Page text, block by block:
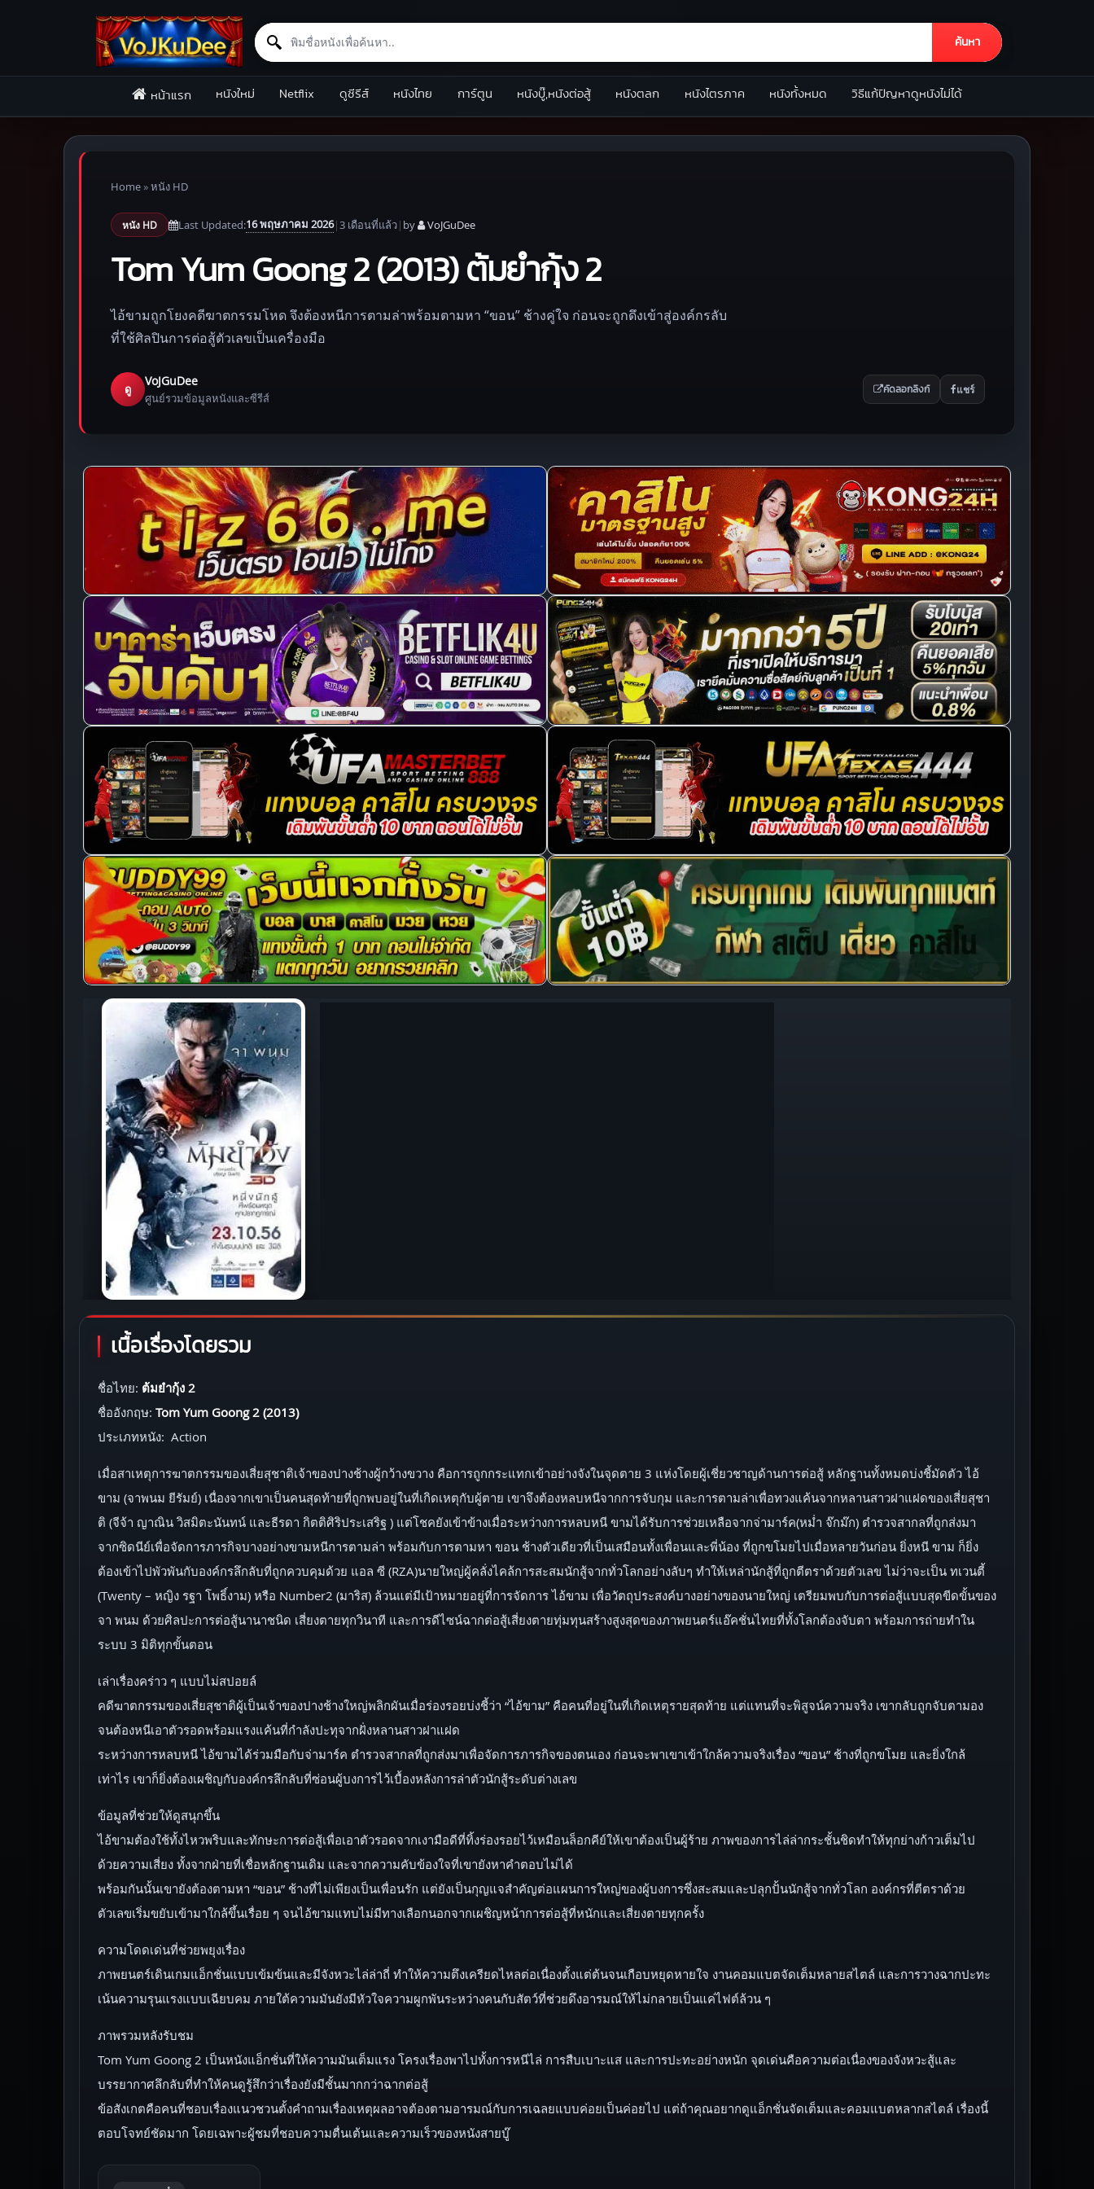
Search for:
ค้นหา
หน้าแรก หนังใหม่ Netflix ดูซีรีส์ หนังไทย การ์ตูน หนังบู๊,หนังต่อสู้ หนังตลก หนังไตรภาค หนังทั้งหมด วิธีแก้ปัญหาดูหนังไม่ได้
Home»หนัง HD
หนัง HD Last Updated:16 พฤษภาคม 2026|3 เดือนที่แล้ว| by VoJGuDee
Tom Yum Goong 2 (2013) ต้มยำกุ้ง 2
ไอ้ขามถูกโยงคดีฆาตกรรมโหด จึงต้องหนีการตามล่าพร้อมตามหา “ขอน” ช้างคู่ใจ ก่อนจะถูกดึงเข้าสู่องค์กรลับ
ที่ใช้ศิลปินการต่อสู้ตัวเลขเป็นเครื่องมือ
ดู
VoJGuDee
ศูนย์รวมข้อมูลหนังและซีรีส์
คัดลอกลิงก์ แชร์
เนื้อเรื่องโดยรวม
ชื่อไทย: ต้มยำกุ้ง 2
ชื่ออังกฤษ: Tom Yum Goong 2 (2013)
ประเภทหนัง: Action
เมื่อสาเหตุการฆาตกรรมของเสี่ยสุชาติเจ้าของปางช้างผู้กว้างขวาง คือการถูกกระแทกเข้าอย่างจังในจุดตาย 3 แห่งโดยผู้เชี่ยวชาญด้านการต่อสู้ หลักฐานทั้งหมดบ่งชี้มัดตัว ไอ้
ขาม (จาพนม ยีรัมย์) เนื่องจากเขาเป็นคนสุดท้ายที่ถูกพบอยู่ในที่เกิดเหตุกับผู้ตาย เขาจึงต้องหลบหนีจากการจับกุม และการตามล่าเพื่อทวงแค้นจากหลานสาวฝาแฝดของเสี่ยสุชา
ติ (จีจ้า ญาณิน วิสมิตะนันทน์ และธีรดา กิตติศิริประเสริฐ ) แต่โชคยังเข้าข้างเมื่อระหว่างการหลบหนี ขามได้รับการช่วยเหลือจากจ่ามาร์ค(หม่ำ จ๊กม๊ก) ตำรวจสากลที่ถูกส่งมา
จากซิดนีย์เพื่อจัดการภารกิจบางอย่างขามหนีการตามล่า พร้อมกับการตามหา ขอน ช้างตัวเดียวที่เป็นเสมือนทั้งเพื่อนและพี่น้อง ที่ถูกขโมยไปเมื่อหลายวันก่อน ยิ่งหนี ขาม ก็ยิ่ง
ต้องเข้าไปพัวพันกับองค์กรลึกลับที่ถูกควบคุมด้วย แอล ซี (RZA)นายใหญ่ผู้คลั่งไคล้การสะสมนักสู้จากทั่วโลกอย่างลับๆ ทำให้เหล่านักสู้ที่ถูกตีตราด้วยตัวเลข ไม่ว่าจะเป็น ทเวนตี้
(Twenty – หญิง รฐา โพธิ์งาม) หรือ Number2 (มาริส) ล้วนแต่มีเป้าหมายอยู่ที่การจัดการ ไอ้ขาม เพื่อวัตถุประสงค์บางอย่างของนายใหญ่ เตรียมพบกับการต่อสู้แบบสุดขีดขั้นของ
จา พนม ด้วยศิลปะการต่อสู้นานาชนิด เสี่ยงตายทุกวินาที และการดีไซน์ฉากต่อสู้เสี่ยงตายทุ่มทุนสร้างสูงสุดของภาพยนตร์แอ๊คชั่นไทยที่ทั้งโลกต้องจับตา พร้อมการถ่ายทำใน
ระบบ 3 มิติทุกขั้นตอน
เล่าเรื่องคร่าว ๆ แบบไม่สปอยล์
คดีฆาตกรรมของเสี่ยสุชาติผู้เป็นเจ้าของปางช้างใหญ่พลิกผันเมื่อร่องรอยบ่งชี้ว่า “ไอ้ขาม” คือคนที่อยู่ในที่เกิดเหตุรายสุดท้าย แต่แทนที่จะพิสูจน์ความจริง เขากลับถูกจับตามอง
จนต้องหนีเอาตัวรอดพร้อมแรงแค้นที่กำลังปะทุจากฝั่งหลานสาวฝาแฝด
ระหว่างการหลบหนี ไอ้ขามได้ร่วมมือกับจ่ามาร์ค ตำรวจสากลที่ถูกส่งมาเพื่อจัดการภารกิจของตนเอง ก่อนจะพาเขาเข้าใกล้ความจริงเรื่อง “ขอน” ช้างที่ถูกขโมย และยิ่งใกล้
เท่าไร เขาก็ยิ่งต้องเผชิญกับองค์กรลึกลับที่ซ่อนผู้บงการไว้เบื้องหลังการล่าตัวนักสู้ระดับต่างเลข
ข้อมูลที่ช่วยให้ดูสนุกขึ้น
ไอ้ขามต้องใช้ทั้งไหวพริบและทักษะการต่อสู้เพื่อเอาตัวรอดจากเงามือดีที่ทิ้งร่องรอยไว้เหมือนล็อกคีย์ให้เขาต้องเป็นผู้ร้าย ภาพของการไล่ล่ากระชั้นชิดทำให้ทุกย่างก้าวเต็มไป
ด้วยความเสี่ยง ทั้งจากฝ่ายที่เชื่อหลักฐานเดิม และจากความคับข้องใจที่เขายังหาคำตอบไม่ได้
พร้อมกันนั้นเขายังต้องตามหา “ขอน” ช้างที่ไม่เพียงเป็นเพื่อนรัก แต่ยังเป็นกุญแจสำคัญต่อแผนการใหญ่ของผู้บงการซึ่งสะสมและปลุกปั้นนักสู้จากทั่วโลก องค์กรที่ตีตราด้วย
ตัวเลขเริ่มขยับเข้ามาใกล้ขึ้นเรื่อย ๆ จนไอ้ขามแทบไม่มีทางเลือกนอกจากเผชิญหน้าการต่อสู้ที่หนักและเสี่ยงตายทุกครั้ง
ความโดดเด่นที่ช่วยพยุงเรื่อง
ภาพยนตร์เดินเกมแอ็กชั่นแบบเข้มข้นและมีจังหวะไล่ล่าถี่ ทำให้ความตึงเครียดไหลต่อเนื่องตั้งแต่ต้นจนเกือบหยุดหายใจ งานคอมแบตจัดเต็มหลายสไตล์ และการวางฉากปะทะ
เน้นความรุนแรงแบบเฉียบคม ภายใต้ความมันยังมีหัวใจความผูกพันระหว่างคนกับสัตว์ที่ช่วยดึงอารมณ์ให้ไม่กลายเป็นแค่ไฟต์ล้วน ๆ
ภาพรวมหลังรับชม
Tom Yum Goong 2 เป็นหนังแอ็กชั่นที่ให้ความมันเต็มแรง โครงเรื่องพาไปทั้งการหนีไล่ การสืบเบาะแส และการปะทะอย่างหนัก จุดเด่นคือความต่อเนื่องของจังหวะสู้และ
บรรยากาศลึกลับที่ทำให้คนดูรู้สึกว่าเรื่องยังมีชั้นมากกว่าฉากต่อสู้
ข้อสังเกตคือคนที่ชอบเรื่องแนวชวนตั้งคำถามเรื่องเหตุผลอาจต้องตามอารมณ์กับการเฉลยแบบค่อยเป็นค่อยไป แต่ถ้าคุณอยากดูแอ็กชั่นจัดเต็มและคอมแบตหลากสไตล์ เรื่องนี้
ตอบโจทย์ชัดมาก โดยเฉพาะผู้ชมที่ชอบความตื่นเต้นและความเร็วของหนังสายบู๊